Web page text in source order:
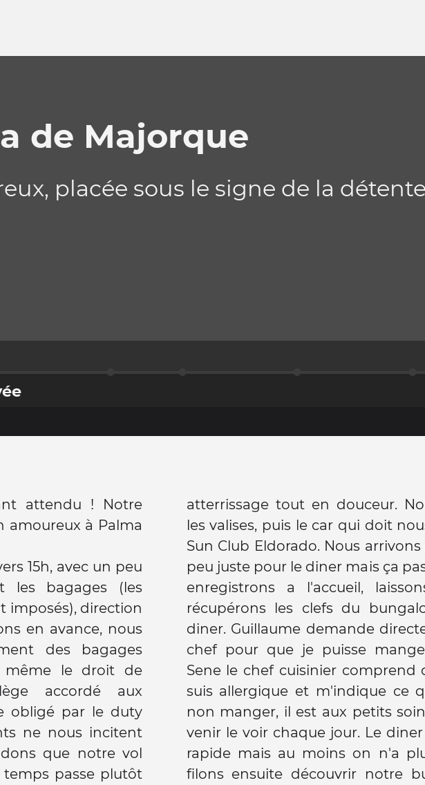
de Majorque
placée sous le signe de la
attendu ! Notre
amoureux à Palma
15h, avec un peu
les bagages (les
imposés), direction
en avance, nous
des bagages
même le droit de
accordé aux
obligé par le duty
ne nous incitent
que notre vol
passe plutôt
atterrissage tout en douceur.
les valises, puis le car qui doit
Sun Club Eldorado. Nous
passe ! Nous nous
nos valises,
puis allons
à voir le
sans gluten.
de suite que je
ce que je peux ou
soins et me dit de
se passe bien,
plus faim ! Nous
bungalow, plein